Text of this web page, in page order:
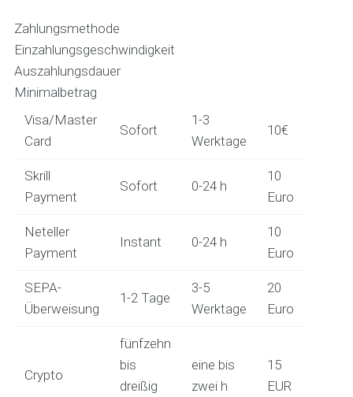
Zahlungsmethode
Einzahlungsgeschwindigkeit
Auszahlungsdauer
Minimalbetrag
Visa/Master
Card
Sofort
1-3
Werktage
10€
Skrill
Payment
Sofort 0-24 h
10
Euro
Neteller
Payment
Instant 0-24 h
10
Euro
SEPA-
Überweisung
1-2 Tage
3-5
Werktage
20
Euro
Crypto
fünfzehn
bis
dreißig
eine bis
zwei h
15
EUR